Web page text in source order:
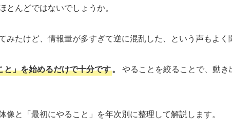
んどではないでしょうか。
みたけど、情報量が多すぎて逆に混乱した、という声もよく
」を始めるだけで十分です。
やることを絞ることで、動き
像と「最初にやること」を年次別に整理して解説します。